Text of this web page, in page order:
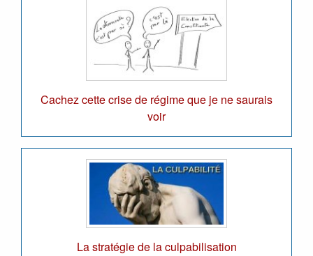
Cachez cette crise de régime que je ne saurais
voir
La stratégie de la culpabilisation